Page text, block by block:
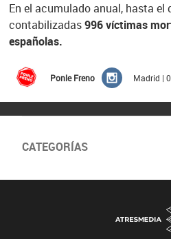
En el acumulado anual, hasta el
contabilizadas996 víctimas
españolas.
Ponle Freno Madrid |
CATEGORÍAS